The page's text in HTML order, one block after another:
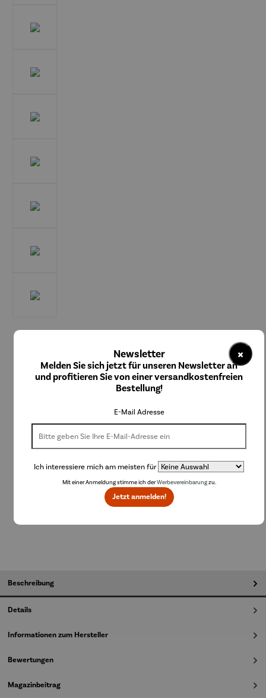
Schmuckset | Kette, Ohrringe & Ring rot – India
Antik
91,20 €
Preise inkl. MwSt. zzgl. Versandkosten
In den Warenkorb
Beschreibung
Details
Informationen zum Hersteller
Bewertungen
Magazinbeitrag
×
Newsletter
Melden Sie sich jetzt für unseren Newsletter an
und profitieren Sie von einer versandkostenfreien
Bestellung!
E-Mail Adresse
Ich interessiere mich am meisten für
Mit einer Anmeldung stimme ich derWerbevereinbarungzu.
Jetzt anmelden!